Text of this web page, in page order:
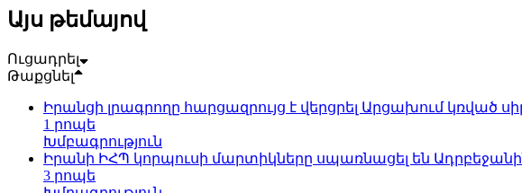
Այս թեմայով
Ուցադրել
Թաքցնել
Իրանցի լրագրողը հարցազրույց է վերցրել Արցախում կռված
1 րոպե
Խմբագրություն
Իրանի ԻՀՊ կորպուսի մարտիկները սպառնացել են
3 րոպե